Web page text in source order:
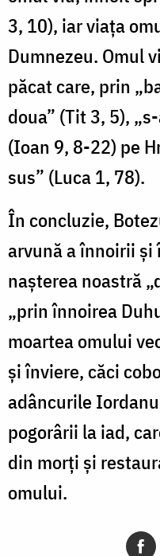
3, 10), iar viaţa
Dumnezeu. Omul
păcat care, prin
doua” (Tit 3, 5),
(Ioan 9, 8-22) pe
sus” (Luca 1, 78).
În concluzie,
arvună a înnoirii
naşterea noastră
„prin înnoirea
moartea omului
și înviere, căci
adâncurile
pogorârii la iad,
din morţi şi
omului.